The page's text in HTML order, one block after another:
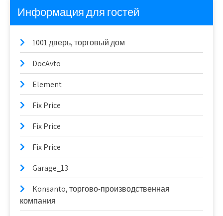
Информация для гостей
1001 дверь, торговый дом
DocAvto
Element
Fix Price
Fix Price
Fix Price
Garage_13
Konsanto, торгово-производственная
компания